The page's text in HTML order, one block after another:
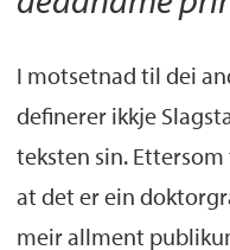
I motsetnad til dei
definerer ikkje
teksten sin.
at det er ein
meir allment